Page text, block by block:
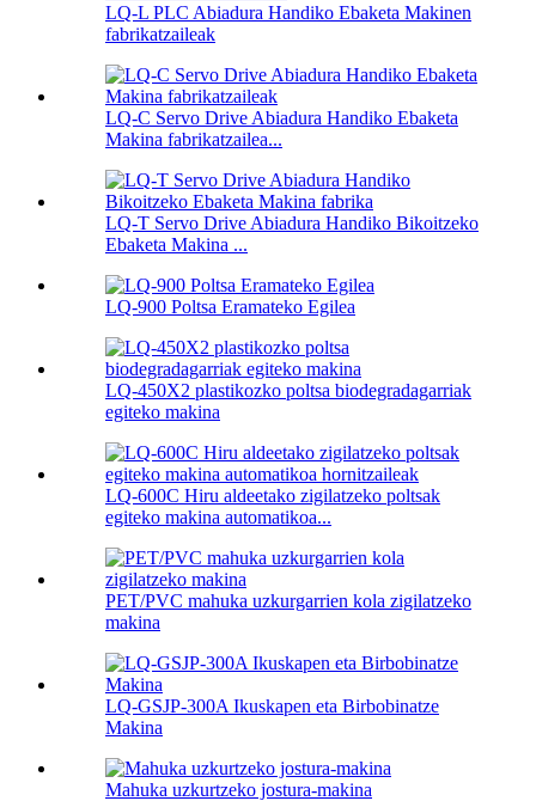
LQ-L PLC Abiadura Handiko Ebaketa Makinen
fabrikatzaileak
LQ-C Servo Drive Abiadura Handiko Ebaketa
Makina fabrikatzailea...
LQ-T Servo Drive Abiadura Handiko Bikoitzeko
Ebaketa Makina ...
LQ-900 Poltsa Eramateko Egilea
LQ-450X2 plastikozko poltsa biodegradagarriak
egiteko makina
LQ-600C Hiru aldeetako zigilatzeko poltsak
egiteko makina automatikoa...
PET/PVC mahuka uzkurgarrien kola zigilatzeko
makina
LQ-GSJP-300A Ikuskapen eta Birbobinatze
Makina
Mahuka uzkurtzeko jostura-makina